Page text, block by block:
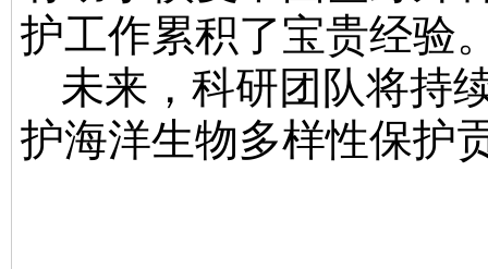
护工作累积了宝贵经验
未来，科研团队将持
护海洋生物多样性保护